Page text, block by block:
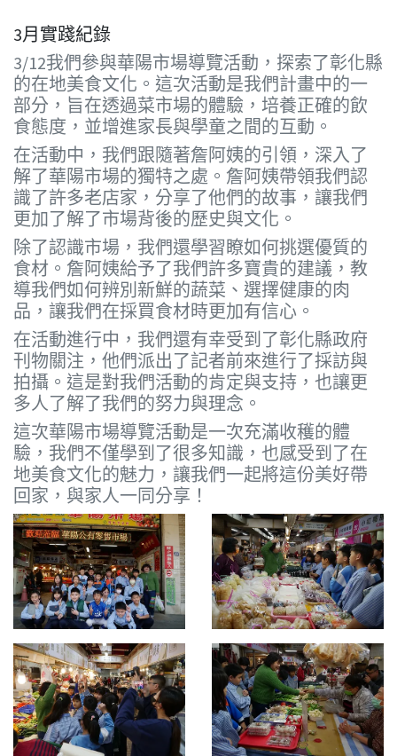
3月實踐紀錄
3/12我們參與華陽市場導覽活動，探索了彰化縣
的在地美食文化。這次活動是我們計畫中的一
部分，旨在透過菜市場的體驗，培養正確的飲
食態度，並增進家長與學童之間的互動。
在活動中，我們跟隨著詹阿姨的引領，深入了
解了華陽市場的獨特之處。詹阿姨帶領我們認
識了許多老店家，分享了他們的故事，讓我們
更加了解了市場背後的歷史與文化。
除了認識市場，我們還學習瞭如何挑選優質的
食材。詹阿姨給予了我們許多寶貴的建議，教
導我們如何辨別新鮮的蔬菜、選擇健康的肉
品，讓我們在採買食材時更加有信心。
在活動進行中，我們還有幸受到了彰化縣政府
刊物關注，他們派出了記者前來進行了採訪與
拍攝。這是對我們活動的肯定與支持，也讓更
多人了解了我們的努力與理念。
這次華陽市場導覽活動是一次充滿收穫的體
驗，我們不僅學到了很多知識，也感受到了在
地美食文化的魅力，讓我們一起將這份美好帶
回家，與家人一同分享！